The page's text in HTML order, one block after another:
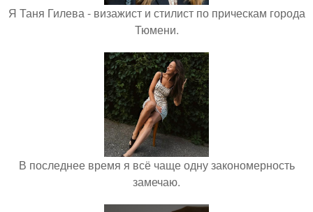
Я Таня Гилева - визажист и стилист по прическам города
Тюмени.
В последнее время я всё чаще одну закономерность
замечаю.